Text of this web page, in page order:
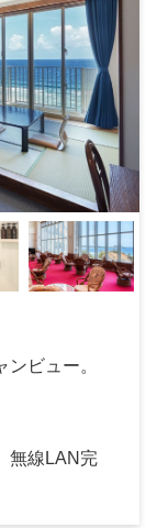
ビュー。
無線LAN完